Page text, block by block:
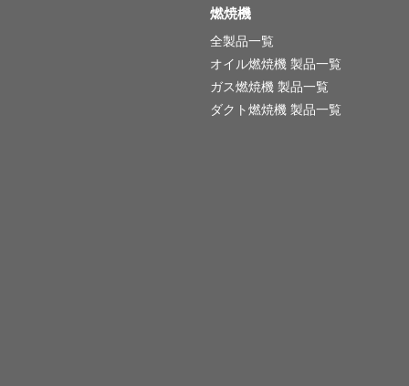
燃焼機
全製品一覧
オイル燃焼機 製品一覧
ガス燃焼機 製品一覧
ダクト燃焼機 製品一覧